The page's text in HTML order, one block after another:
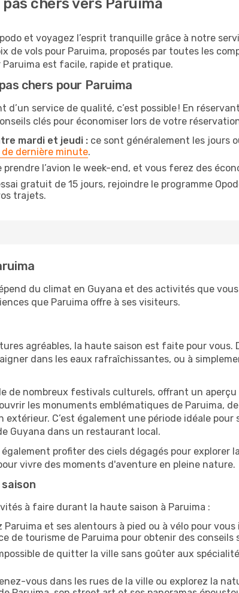
chers vers Paruima
et voyagez l’esprit tranquille grâce à notre
de vols pour Paruima, proposés par toutes les
Paruima est facile, rapide et pratique.
chers pour Paruima
service de qualité, c’est possible ! En
clés pour économiser lors de votre
mardi et jeudi : ce sont généralement les jours
de dernière minute.
prendre l’avion le week-end, et vous ferez des
gratuit de 15 jours, rejoindre le programme
trajets.
du climat en Guyana et des activités que
que Paruima offre à ses visiteurs.
agréables, la haute saison est faite pour
dans les eaux rafraîchissantes, ou à
de nombreux festivals culturels, offrant un
les monuments emblématiques de Paruima,
C’est également une période idéale
Guyana dans un restaurant local.
profiter des ciels dégagés pour explorer
vivre des moments d'aventure en pleine nature.
à faire durant la haute saison à Paruima :
Paruima et ses alentours à pied ou à vélo pour
de tourisme de Paruima pour obtenir des conseils
de quitter la ville sans goûter aux
vous dans les rues de la ville ou explorez la